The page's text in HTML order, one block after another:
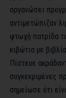
οργανώσει
αντιμετώπιζαν
φτωχή πατρίδα
κιβώτια με
Πίστευε
συγκεκριμένες
σημείωσε ότι